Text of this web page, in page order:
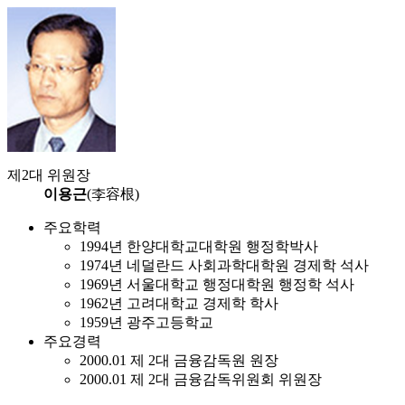
제2대 위원장
이용근(李容根)
주요학력
1994년 한양대학교대학원 행정학박사
1974년 네덜란드 사회과학대학원 경제학 석사
1969년 서울대학교 행정대학원 행정학 석사
1962년 고려대학교 경제학 학사
1959년 광주고등학교
주요경력
2000.01 제 2대 금융감독원 원장
2000.01 제 2대 금융감독위원회 위원장